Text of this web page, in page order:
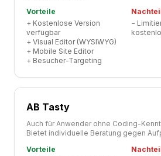
Vorteile
+ Kostenlose Version
verfügbar
+ Visual Editor (WYSIWYG)
+ Mobile Site Editor
+ Besucher-Targeting
−
AB Tasty
Auch für Anwender ohne Coding-
Bietet individuelle Beratung gegen
Vorteile